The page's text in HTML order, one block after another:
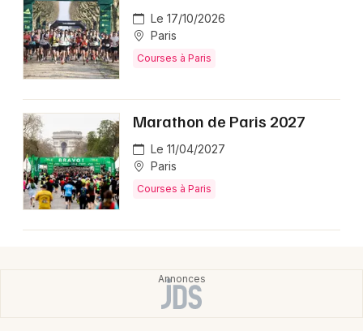
Mon email
Le 17/10/2026
Paris
Courses à Paris
Marathon de Paris 2027
Le 11/04/2027
Paris
Courses à Paris